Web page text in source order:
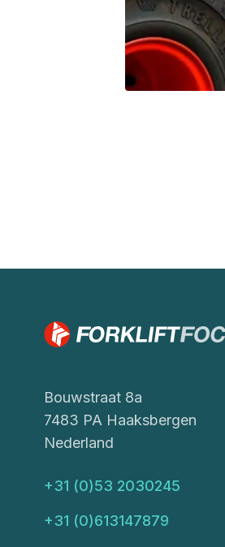
Bouwstraat 8a
7483 PA Haaksbergen
Nederland
+31 (0)53 2030245
+31 (0)613147879